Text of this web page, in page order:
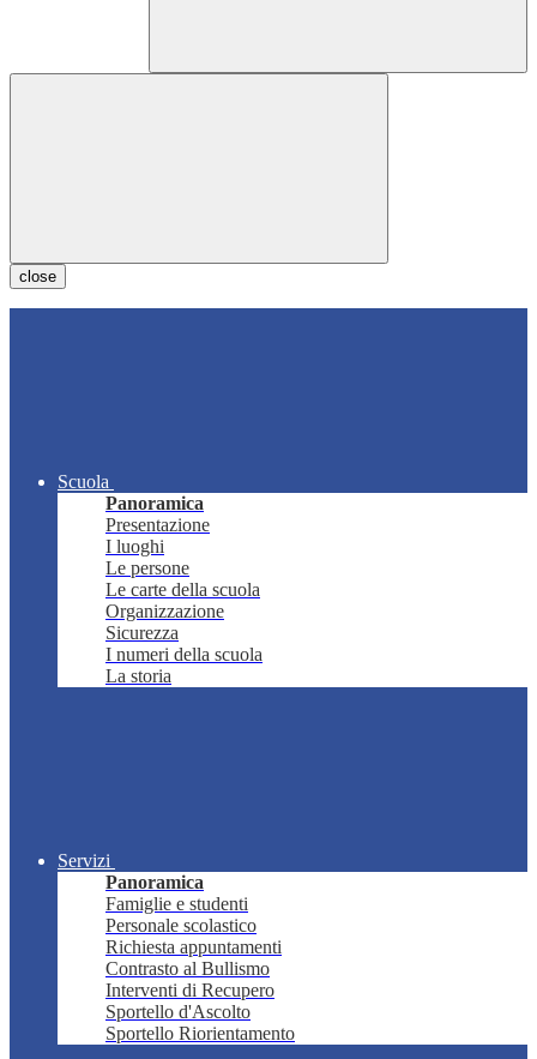
close
Scuola
Panoramica
Presentazione
I luoghi
Le persone
Le carte della scuola
Organizzazione
Sicurezza
I numeri della scuola
La storia
Servizi
Panoramica
Famiglie e studenti
Personale scolastico
Richiesta appuntamenti
Contrasto al Bullismo
Interventi di Recupero
Sportello d'Ascolto
Sportello Riorientamento